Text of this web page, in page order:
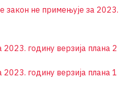
закон не примењује за 2023.
2023. годину верзија плана 2
2023. годину верзија плана 1